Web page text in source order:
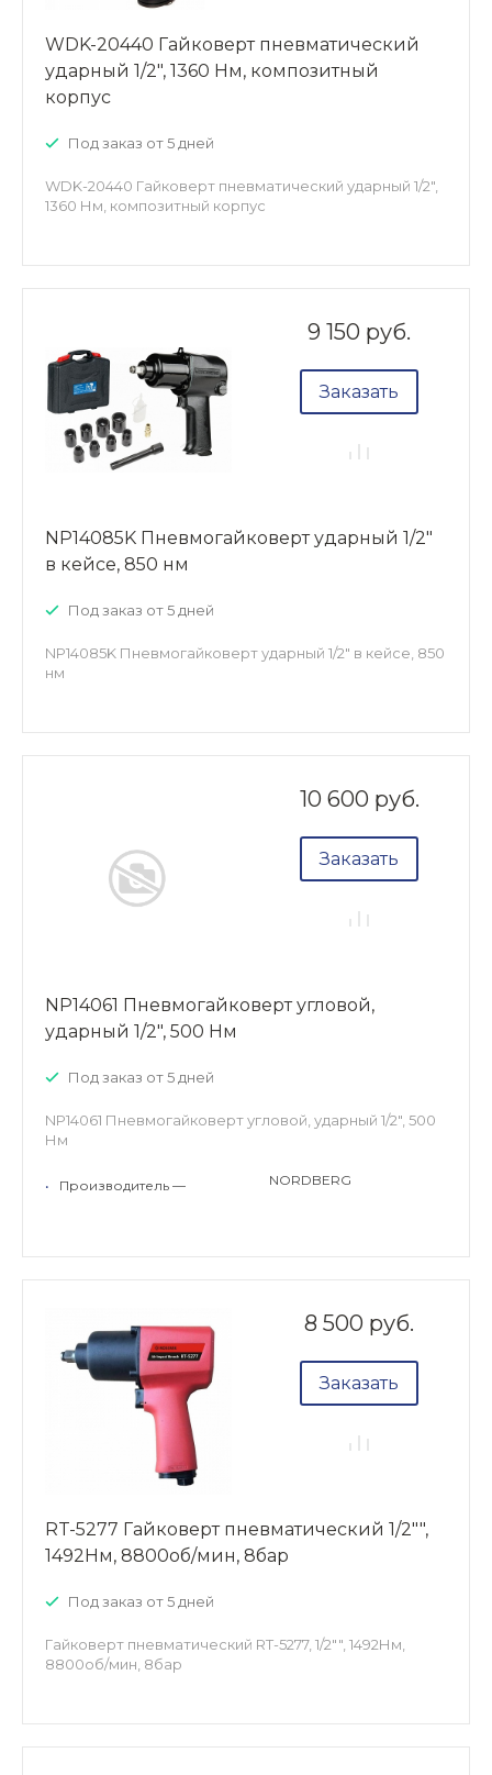
WDK-20440 Гайковерт пневматический
ударный 1/2", 1360 Нм, композитный
корпус
Под заказ от 5 дней
WDK-20440 Гайковерт пневматический ударный 1/2",
1360 Нм, композитный корпус
9 150 руб.
Заказать
NP14085K Пневмогайковерт ударный 1/2"
в кейсе, 850 нм
Под заказ от 5 дней
NP14085K Пневмогайковерт ударный 1/2" в кейсе, 850
нм
10 600 руб.
Заказать
NP14061 Пневмогайковерт угловой,
ударный 1/2", 500 Нм
Под заказ от 5 дней
NP14061 Пневмогайковерт угловой, ударный 1/2", 500
Нм
• Производитель — NORDBERG
8 500 руб.
Заказать
RT-5277 Гайковерт пневматический 1/2"",
1492Нм, 8800об/мин, 8бар
Под заказ от 5 дней
Гайковерт пневматический RT-5277, 1/2"", 1492Нм,
8800об/мин, 8бар